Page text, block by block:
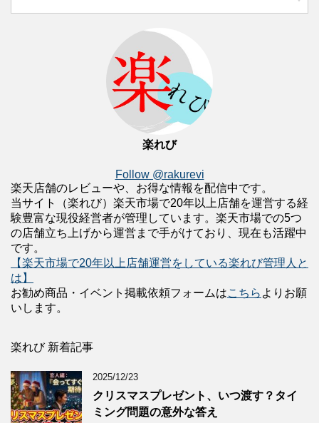
楽れび
Follow @rakurevi
楽天店舗のレビューや、お得な情報を配信中です。
当サイト（楽れび）楽天市場で20年以上店舗を運営する経
験豊富な現役経営者が管理しています。楽天市場での5つ
の店舗立ち上げから運営まで手がけており、現在も活躍中
です。
【楽天市場で20年以上店舗運営をしている楽れび管理人と
は】
お勧め商品・イベント掲載依頼フォームはこちら よりお願
いします。
楽れび 新着記事
2025/12/23
クリスマスプレゼント、いつ渡す？タイ
ミング問題の意外な答え